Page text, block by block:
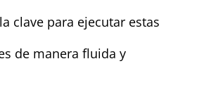
clave para ejecutar estas
de manera fluida y